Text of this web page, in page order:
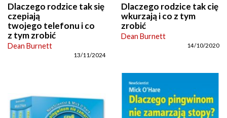
Dlaczego rodzice tak się
czepiają
twojego telefonu i co
z tym zrobić
Dean Burnett
13/11/2024
Dlaczego rodzice tak cię
wkurzają i co z tym
zrobić
Dean Burnett
14/10/2020